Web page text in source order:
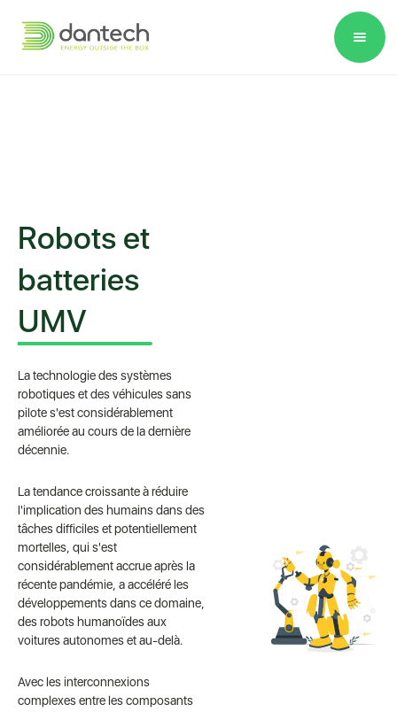
note:
Robots et
batteries
UMV
La technologie des systèmes
robotiques et des véhicules sans
pilote s'est considérablement
améliorée au cours de la dernière
décennie.
La tendance croissante à réduire
l'implication des humains dans des
tâches difficiles et potentiellement
mortelles, qui s'est
considérablement accrue après la
récente pandémie, a accéléré les
développements dans ce domaine,
des robots humanoïdes aux
voitures autonomes et au-delà.
Avec les interconnexions
complexes entre les composants